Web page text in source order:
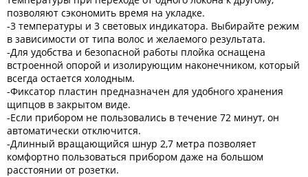
позволяют сэкономить время на укладке.
-3 температуры и 3 световых индикатора. Выбирайте режим
в зависимости от типа волос и желаемого результата.
-Для удобства и безопасной работы плойка оснащена
встроенной опорой и изолирующим наконечником, который
всегда остается холодным.
-Фиксатор пластин предназначен для удобного хранения
щипцов в закрытом виде.
-Если прибором не пользовались в течение 72 минут, он
автоматически отключится.
-Длинный вращающийся шнур 2,7 метра позволяет
комфортно пользоваться прибором даже на большом
расстоянии от розетки.